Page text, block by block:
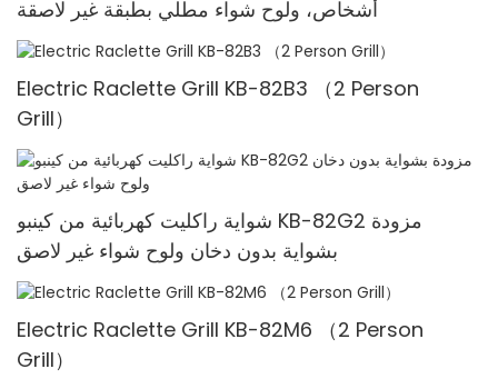
أشخاص، ولوح شواء مطلي بطبقة غير لاصقة
Electric Raclette Grill KB-82B3 （2 Person
Grill）
شواية راكليت كهربائية من كينبو KB-82G2 مزودة
بشواية بدون دخان ولوح شواء غير لاصق
Electric Raclette Grill KB-82M6 （2 Person
Grill）